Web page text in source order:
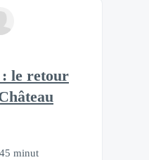
: le retour
minut